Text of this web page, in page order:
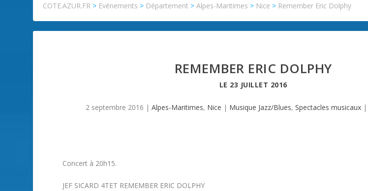
COTE.AZUR.FR > Evénements > Département >Alpes-Maritimes > Nice > Remember Eric Dolphy
REMEMBER ERIC DOLPHY
LE 23 JUILLET 2016
2 septembre 2016 | Alpes-Maritimes, Nice | Musique Jazz/Blues, Spectacles musicaux|
Concert à 20h15.
JEF SICARD 4TET REMEMBER ERIC DOLPHY